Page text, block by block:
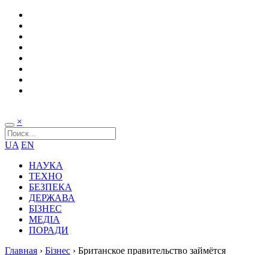
×
UA EN
НАУКА
ТЕХНО
БЕЗПЕКА
ДЕРЖАВА
БІЗНЕС
МЕДІА
ПОРАДИ
Главная › Бізнес › Британское правительство займётся